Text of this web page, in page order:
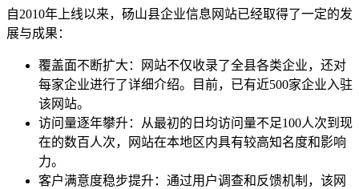
自2010年上线以来，砀山县企业信息网站已经取得了一定的发
展与成果：
覆盖面不断扩大：网站不仅收录了全县各类企业，还对
每家企业进行了详细介绍。目前，已有近500家企业入驻
该网站。
访问量逐年攀升：从最初的日均访问量不足100人次到现
在的数百人次，网站在本地区内具有较高知名度和影响
力。
客户满意度稳步提升：通过用户调查和反馈机制，该网